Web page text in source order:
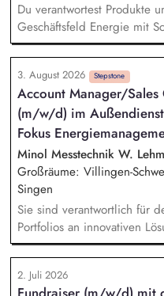
Du verantwortest Produkte
Geschäftsfeld Energie mit
neue Marktmodelle und
Marktanforderung bis zur
Du steuerst den
deiner Strom- und
Kennzahlen wie Umsatz,
Kundenakzeptanz und
analysierst Markt-, Kunden-
beispielsweise rund um
oder neue
energiewirtschaftliche
Produktstrategien, Business
3. August 2026 Stepstone
Account Manager/Sales
(m/w/d) im
Fokus
Minol Messtechnik W.
Großräume: Villingen-
Singen
Sie sind verantwortlich für
Portfolios an innovativen
Wohnungswirtschaft
Energiemanagement,
beraten unsere Kunden
2. Juli 2026